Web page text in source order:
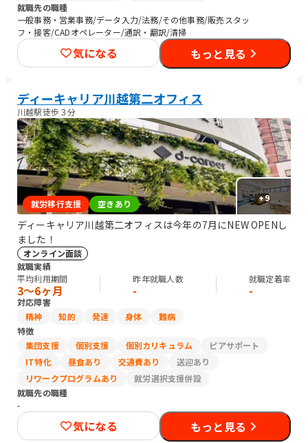
就職先の職種
一般事務・営業事務/データ入力/法務/その他事務/販売スタッ
フ・接客/CADオペレーター/通訳・翻訳/清掃
気になる もっと見る
ディーキャリア川越第二オフィス
川越駅徒歩３分
+9
就労移行支援 空きあり
ディーキャリア川越第二オフィスは今年の7月にNEW OPENし
ました！
オンライン面談
就職実績
平均利用期間
3〜6ヶ月
昨年就職人数
-
就職定着率
-
対応障害
精神
知的 発達 身体
難病
特徴
集団支援
個別支援 個別カリキュラム
ピアサポート
IT特化
昼食あり 交通費あり
送迎あり
リワークプログラムあり
就労選択支援併設
就職先の職種
-
気になる もっと見る